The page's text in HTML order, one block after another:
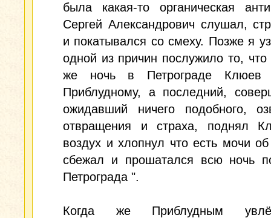
была какая-то органическая
Сергей Александрович слушал,
и покатывался со смеху. Позже я
одной из причин послужило то,
же ночь в Петрограде Клюев
Приблудному, а последний,
ожидавший ничего подобного,
отвращения и страха, поднял
воздух и хлопнул что есть мочи
сбежал и прошатался всю ночь
Петрограда ".
Когда же Приблудным